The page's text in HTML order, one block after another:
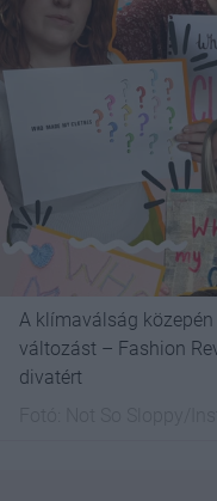
A klímaválság
változást – Fashion
divatért